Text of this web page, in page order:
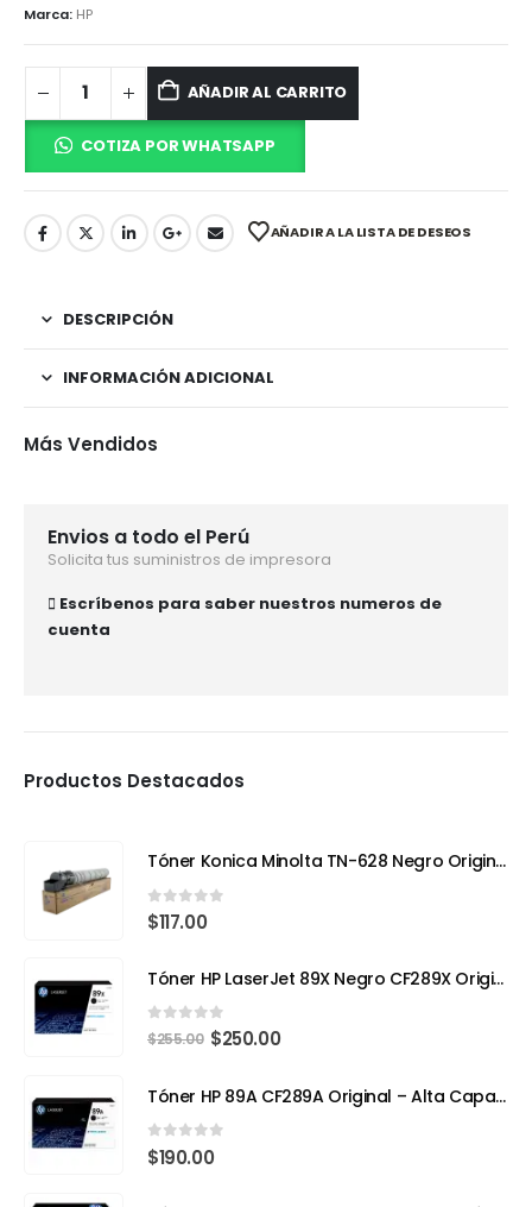
Marca: HP
AÑADIR AL CARRITO
COTIZA POR WHATSAPP
AÑADIR A LA LISTA DE DESEOS
DESCRIPCIÓN
INFORMACIÓN ADICIONAL
Más Vendidos
Envios a todo el Perú
Solicita tus suministros de impresora
Escríbenos para saber nuestros numeros de
cuenta
Productos Destacados
Tóner Konica Minolta TN-628 Negro Original – Compatible con Bizhub 650i (Rendimiento 24,000 páginas)
0out of 5
$117.00
Tóner HP LaserJet 89X Negro CF289X Original | Alto Rendimiento para Impresiones Profesionales
0 out of 5
$255.00 $250.00
Tóner HP 89A CF289A Original – Alta Capacidad para Impresoras Empresariales
0out of 5
$190.00